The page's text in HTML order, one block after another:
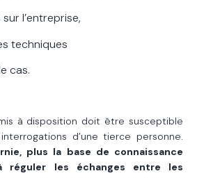
l’entreprise,
techniques
cas.
à disposition doit être susceptible
d’une tierce personne.
plus la base de connaissance
réguler les échanges entre les